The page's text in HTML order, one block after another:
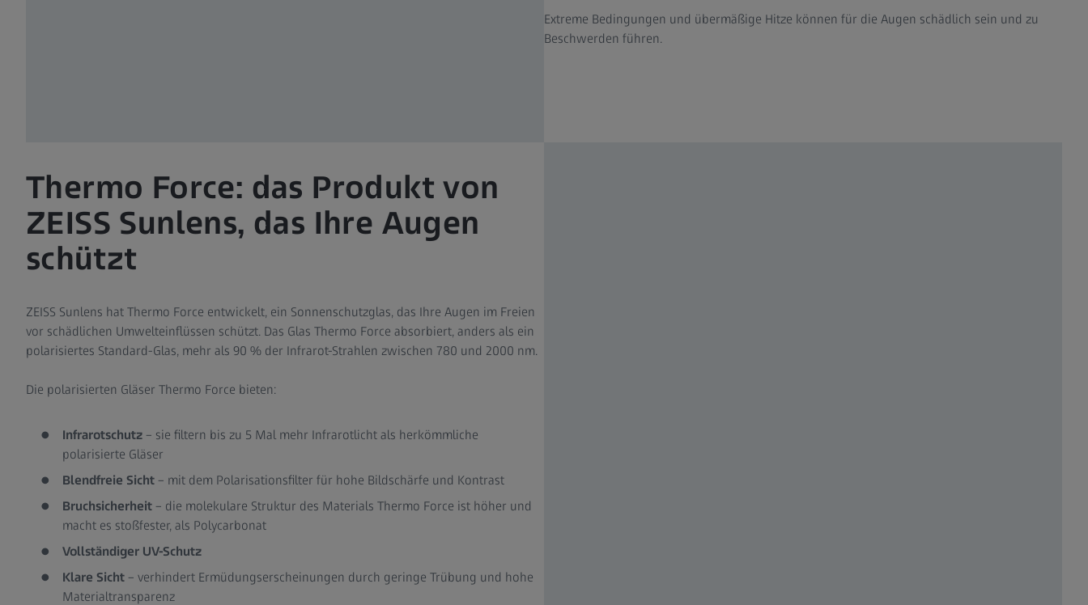
Extreme Bedingungen und übermäßige Hitze können für die Augen schädlich sein und zu
Beschwerden führen.
Thermo Force: das Produkt von
ZEISS Sunlens, das Ihre Augen
schützt
ZEISS Sunlens hat Thermo Force entwickelt, ein Sonnenschutzglas, das Ihre Augen im Freien
vor schädlichen Umwelteinflüssen schützt. Das Glas Thermo Force absorbiert, anders als ein
polarisiertes Standard-Glas, mehr als 90 % der Infrarot-Strahlen zwischen 780 und 2000 nm.
Die polarisierten Gläser Thermo Force bieten:
Infrarotschutz – sie filtern bis zu 5 Mal mehr Infrarotlicht als herkömmliche
polarisierte Gläser
Blendfreie Sicht– mit dem Polarisationsfilter für hohe Bildschärfe und Kontrast
Bruchsicherheit – die molekulare Struktur des Materials Thermo Force ist höher und
macht es stoßfester, als Polycarbonat
Vollständiger UV-Schutz
Klare Sicht– verhindert Ermüdungserscheinungen durch geringe Trübung und hohe
Materialtransparenz